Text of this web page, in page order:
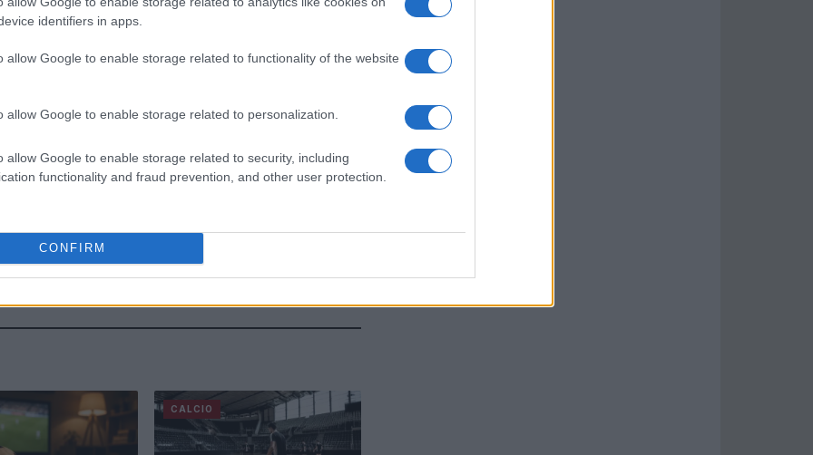
identifiers in apps.
allow Google to enable storage related to functionality of the website
allow Google to enable storage related to personalization.
allow Google to enable storage related to security, including
functionality and fraud prevention, and other user protection.
CONFIRM
CALCIO